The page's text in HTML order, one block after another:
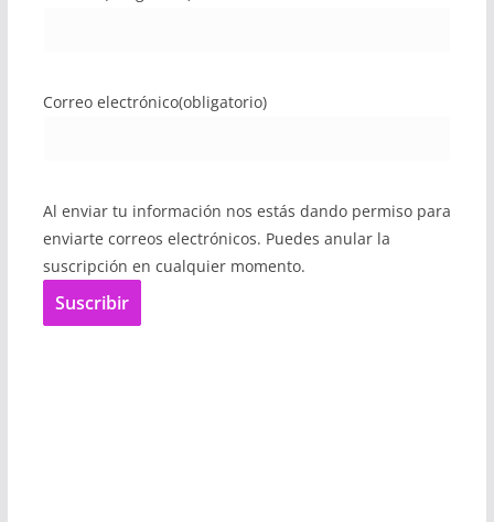
Correo electrónico(obligatorio)
Al enviar tu información nos estás dando permiso para
enviarte correos electrónicos. Puedes anular la
suscripción en cualquier momento.
Suscribir